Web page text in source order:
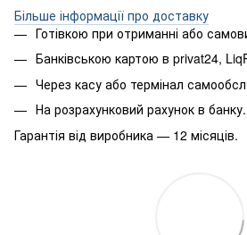
Більше інформації про доставку
Готівкою при отриманні або
Банківською картою в privat24,
Через касу або термінал
На розрахунковий рахунок в банку.
Гарантія від виробника — 12 місяців.